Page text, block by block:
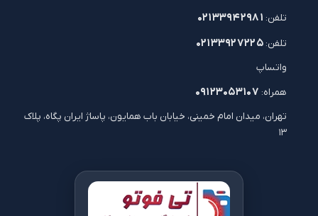
تلفن: ۰۲۱۳۳۹۴۲۹۸۱
تلفن: ۰۲۱۳۳۹۲۷۲۲۵
واتساپ
همراه: ۰۹۱۲۳۰۵۳۱۰۷
تهران، میدان امام خمینی، خیابان باب همایون، پاساژ ایران پگاه، پلاک
۱۳